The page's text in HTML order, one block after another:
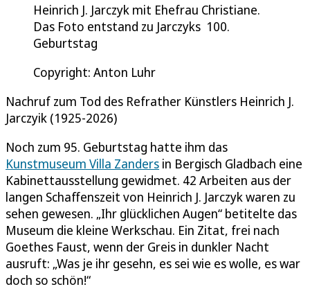
Heinrich J. Jarczyk mit Ehefrau Christiane.
Das Foto entstand zu Jarczyks 100.
Geburtstag
Copyright: Anton Luhr
Nachruf zum Tod des Refrather Künstlers Heinrich J.
Jarczyik (1925-2026)
Noch zum 95. Geburtstag hatte ihm das
Kunstmuseum Villa Zanders in Bergisch Gladbach eine
Kabinettausstellung gewidmet. 42 Arbeiten aus der
langen Schaffenszeit von Heinrich J. Jarczyk waren zu
sehen gewesen. „Ihr glücklichen Augen“ betitelte das
Museum die kleine Werkschau. Ein Zitat, frei nach
Goethes Faust, wenn der Greis in dunkler Nacht
ausruft: „Was je ihr gesehn, es sei wie es wolle, es war
doch so schön!“